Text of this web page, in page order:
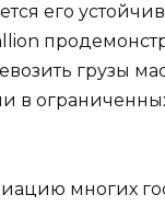
его
грузы
в
многих